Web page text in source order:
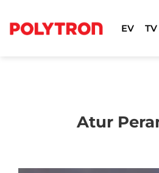
content
EV TV
Atur